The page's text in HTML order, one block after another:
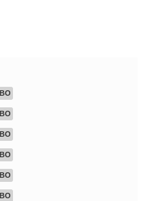
BO
BO
BO
BO
BO
BO